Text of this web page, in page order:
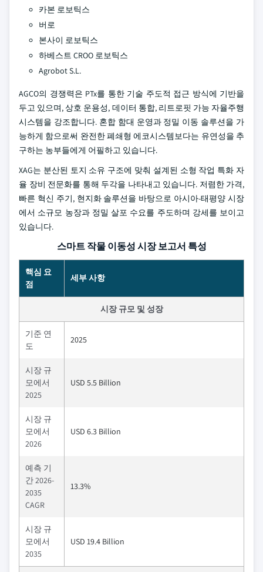
카본 로보틱스
버로
본사이 로보틱스
하베스트 CROO 로보틱스
Agrobot S.L.
AGCO의 경쟁력은 PTx를 통한 기술 주도적 접근 방식에 기반을
두고 있으며, 상호 운용성, 데이터 통합, 리트로핏 가능 자율주행
시스템을 강조합니다. 혼합 함대 운영과 정밀 이동 솔루션을 가
능하게 함으로써 완전한 폐쇄형 에코시스템보다는 유연성을 추
구하는 농부들에게 어필하고 있습니다.
XAG는 분산된 토지 소유 구조에 맞춰 설계된 소형 작업 특화 자
율 장비 전문화를 통해 두각을 나타내고 있습니다. 저렴한 가격,
빠른 혁신 주기, 현지화 솔루션을 바탕으로 아시아-태평양 시장
에서 소규모 농장과 정밀 살포 수요를 주도하며 강세를 보이고
있습니다.
스마트 작물 이동성 시장 보고서 특성
핵심 요
점
세부 사항
시장 규모 및 성장
기준 연
도
2025
시장 규
모에서
2025
USD 5.5 Billion
시장 규
모에서
2026
USD 6.3 Billion
예측 기
간 2026-
2035
CAGR
13.3%
시장 규
모에서
2035
USD 19.4 Billion